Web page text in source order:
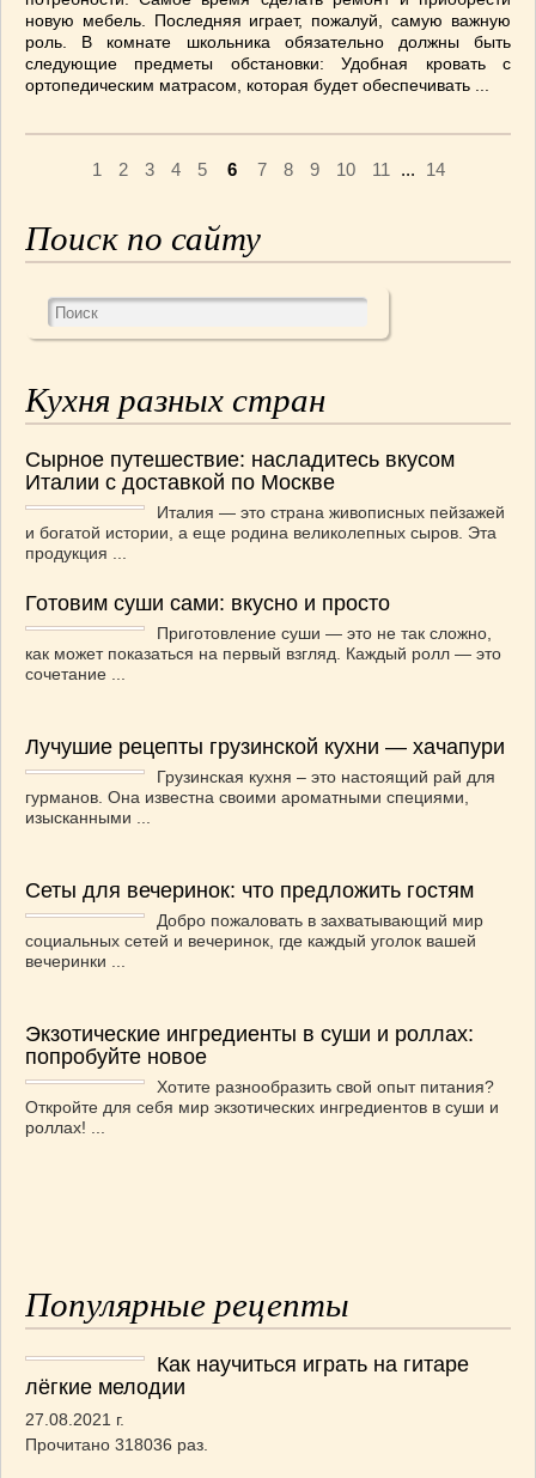
новую мебель. Последняя играет, пожалуй, самую важную
роль. В комнате школьника обязательно должны быть
следующие предметы обстановки: Удобная кровать с
ортопедическим матрасом, которая будет обеспечивать ...
1 2 3 4 5 6 7 8 9 10 11 ... 14
Поиск по сайту
Кухня разных стран
Сырное путешествие: насладитесь вкусом
Италии с доставкой по Москве
Италия — это страна живописных пейзажей
и богатой истории, а еще родина великолепных сыров. Эта
продукция ...
Готовим суши сами: вкусно и просто
Приготовление суши — это не так сложно,
как может показаться на первый взгляд. Каждый ролл — это
сочетание ...
Лучушие рецепты грузинской кухни — хачапури
Грузинская кухня – это настоящий рай для
гурманов. Она известна своими ароматными специями,
изысканными ...
Сеты для вечеринок: что предложить гостям
Добро пожаловать в захватывающий мир
социальных сетей и вечеринок, где каждый уголок вашей
вечеринки ...
Экзотические ингредиенты в суши и роллах:
попробуйте новое
Хотите разнообразить свой опыт питания?
Откройте для себя мир экзотических ингредиентов в суши и
роллах! ...
Популярные рецепты
Как научиться играть на гитаре
лёгкие мелодии
27.08.2021 г.
Прочитано 318036 раз.